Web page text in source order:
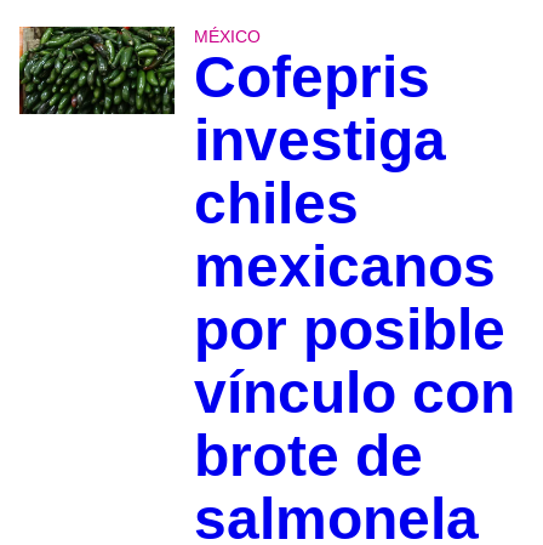
MÉXICO
Cofepris
investiga
chiles
mexicanos
por posible
vínculo con
brote de
salmonela